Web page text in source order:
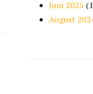
Juni 2025
August